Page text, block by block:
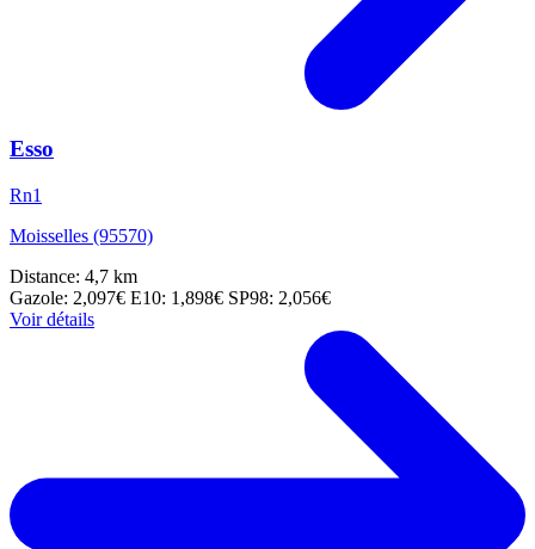
Esso
Rn1
Moisselles (95570)
Distance: 4,7 km
Gazole: 2,097€ E10: 1,898€ SP98: 2,056€
Voir détails